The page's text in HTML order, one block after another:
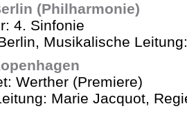
(Philharmonie)
4. Sinfonie
Musikalische
Werther (Premiere)
Marie Jacquot,